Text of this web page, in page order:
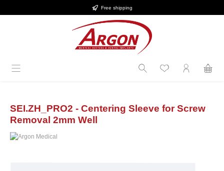
Free shipping
SEI.ZH_PRO2 - Centering Sleeve for Screw
Removal 2mm Well